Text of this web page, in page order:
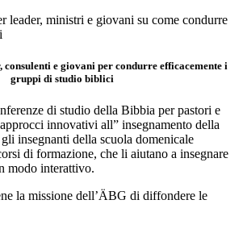
consulenti e giovani per condurre efficacemente i
gruppi di studio biblici
di studio della Bibbia per pastori e
innovativi all” insegnamento della
insegnanti della scuola domenicale
di formazione, che li aiutano a insegnare
modo interattivo.
la missione dell’ÄBG di diffondere le